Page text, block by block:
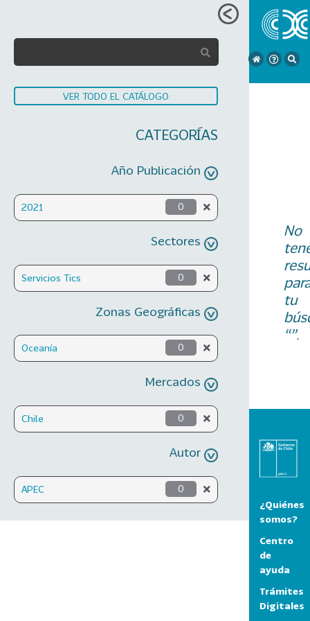
VER TODO EL CATÁLOGO
CATEGORÍAS
Año Publicación
2021 0
Sectores
Servicios Tics 0
Zonas Geográficas
Oceanía 0
Mercados
Chile 0
Autor
APEC 0
No
tu
“”.
¿Quiénes
somos?
Centro
de
ayuda
Trámites
Digitales